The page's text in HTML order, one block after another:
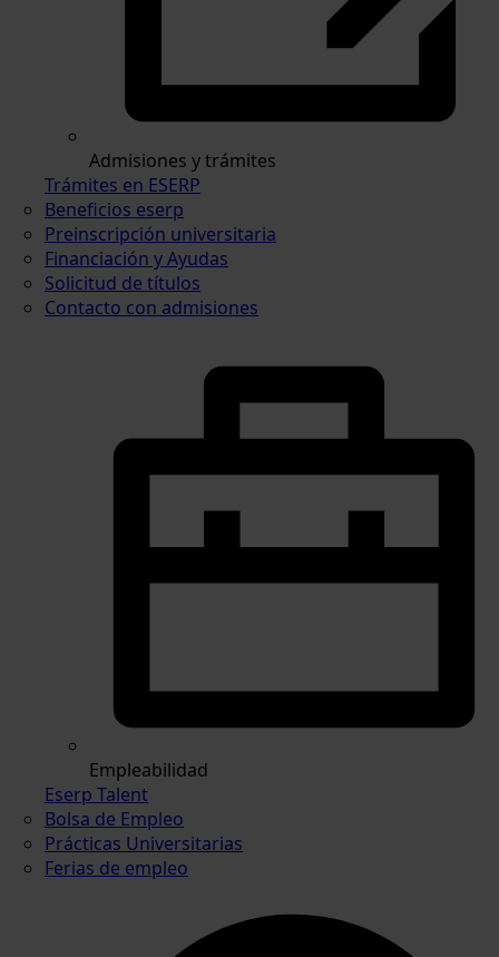
Admisiones y trámites
Trámites en ESERP
Beneficios eserp
Preinscripción universitaria
Financiación y Ayudas
Solicitud de títulos
Contacto con admisiones
Empleabilidad
Eserp Talent
Bolsa de Empleo
Prácticas Universitarias
Ferias de empleo